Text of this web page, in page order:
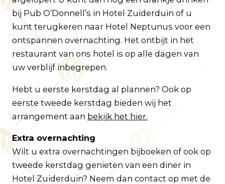
bij Pub O’Donnell’s in Hotel Zuiderduin of u
kunt terugkeren naar Hotel Neptunus voor een
ontspannen overnachting. Het ontbijt in het
restaurant van ons hotel is op alle dagen van
uw verblijf inbegrepen.
Hebt u eerste kerstdag al plannen? Ook op
eerste tweede kerstdag bieden wij het
arrangement aan bekijk het hier.
Extra overnachting
Wilt u extra overnachtingen bijboeken of ook op
tweede kerstdag genieten van een diner in
Hotel Zuiderduin? Neem dan contact op met de